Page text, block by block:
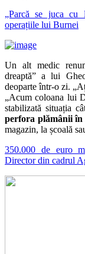
„Parcă se juca cu
operațiile lui Burnei
Un alt medic
dreaptă” a lui
deoparte într-o zi.
„Acum coloana lui
stabilizată situația
perfora plămânii în
magazin, la școală
350.000 de euro
Director din cadrul